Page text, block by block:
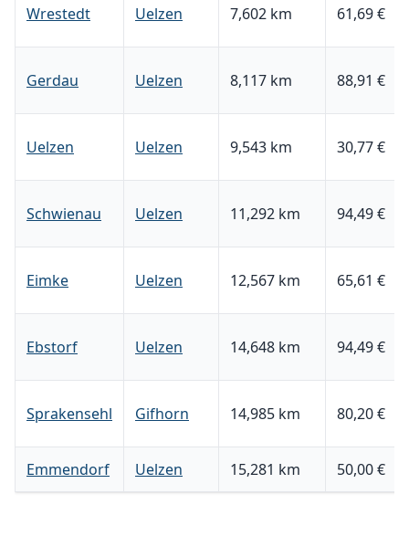
Wrestedt Uelzen 7,602 km 61,69 €
Gerdau Uelzen 8,117 km 88,91 €
Uelzen Uelzen 9,543 km 30,77 €
Schwienau Uelzen 11,292 km 94,49 €
Eimke Uelzen 12,567 km 65,61 €
Ebstorf Uelzen 14,648 km 94,49 €
Sprakensehl Gifhorn 14,985 km 80,20 €
Emmendorf Uelzen 15,281 km 50,00 €